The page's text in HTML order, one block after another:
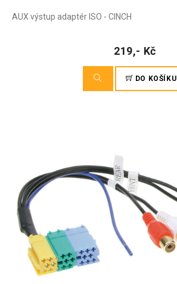
AUX výstup adaptér ISO - CINCH
219,- Kč
DO KOŠÍKU